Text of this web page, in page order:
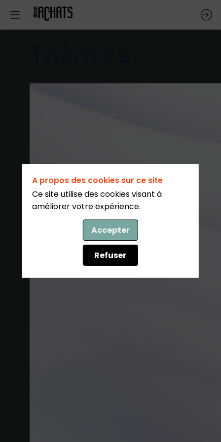
A propos des cookies sur ce site
Ce site utilise des cookies visant à
améliorer votre expérience.
Accepter
Refuser